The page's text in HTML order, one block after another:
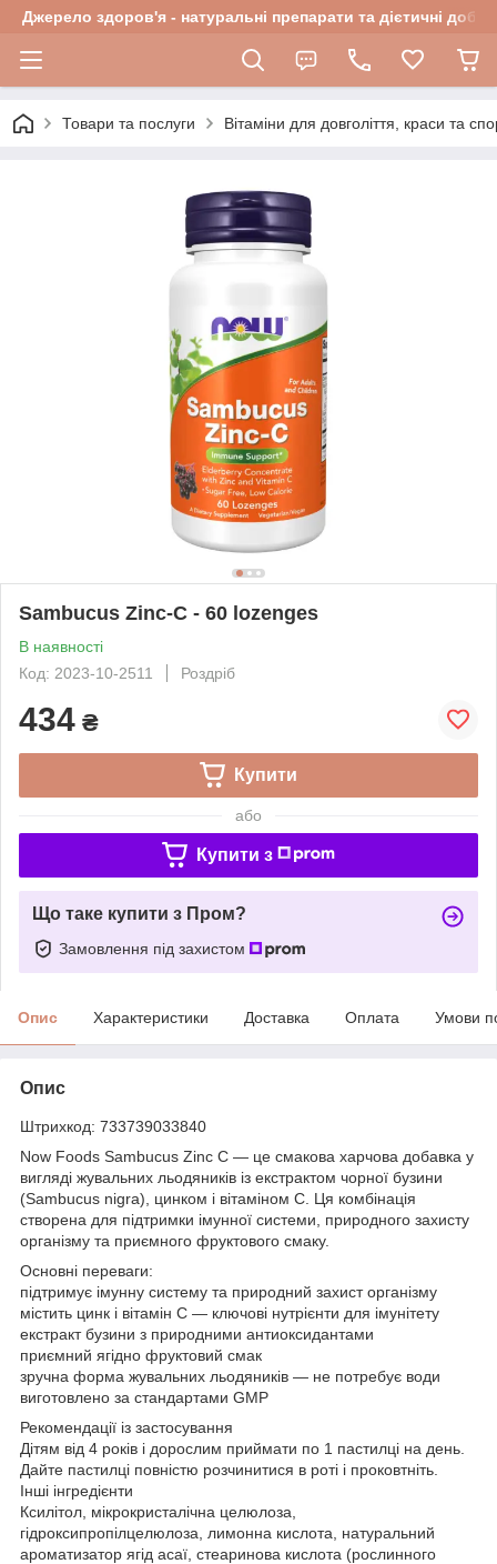
Джерело здоров'я - натуральні препарати та дієтичні
Товари та послуги Вітаміни для довголіття, краси та
Sambucus Zinc-C - 60 lozenges
В наявності
Код: 2023-10-2511
Роздріб
434 ₴
Купити
або
Купити з
Що таке купити з Пром?
Замовлення під захистом
Опис Характеристики Доставка Оплата Умови
Опис
Штрихкод: 733739033840
Now Foods Sambucus Zinc C — це смакова харчова добавка у
вигляді жувальних льодяників із екстрактом чорної бузини
(Sambucus nigra), цинком і вітаміном C. Ця комбінація
створена для підтримки імунної системи, природного захисту
організму та приємного фруктового смаку.
Основні переваги:
підтримує імунну систему та природний захист організму
містить цинк і вітамін C — ключові нутрієнти для імунітету
екстракт бузини з природними антиоксидантами
приємний ягідно фруктовий смак
зручна форма жувальних льодяників — не потребує води
виготовлено за стандартами GMP
Рекомендації із застосування
Дітям від 4 років і дорослим приймати по 1 пастилці на день.
Дайте пастилці повністю розчинитися в роті і проковтніть.
Інші інгредієнти
Ксилітол, мікрокристалічна целюлоза,
гідроксипропілцелюлоза, лимонна кислота, натуральний
ароматизатор ягід асаї, стеаринова кислота (рослинного